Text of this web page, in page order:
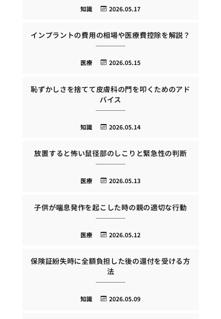
2026.05.17
知識
インプラントの費用の相場や医療費控除を解説？
2026.05.15
医療
恥ずかしさを捨てて皮膚科の門を叩くためのアド
バイス
2026.05.14
知識
放置すると怖い鼠径部のしこりと緊急性の判断
2026.05.13
医療
子供が喘息発作を起こした時の親の適切な行動
2026.05.12
医療
保険証紛失時に全額負担した後の還付を受ける方
法
2026.05.09
知識